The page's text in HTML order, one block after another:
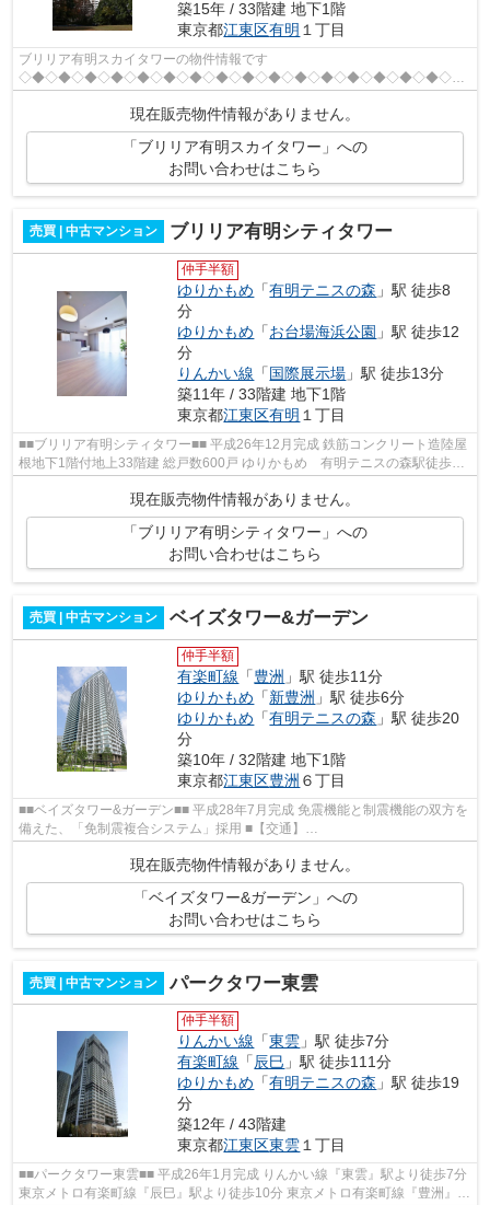
築15年 / 33階建 地下1階
東京都江東区有明 １丁目
ブリリア有明スカイタワーの物件情報です
◇◆◇◆◇◆◇◆◇◆◇◆◇◆◇◆◇◆◇◆◇◆◇◆◇◆◇◆◇◆◇◆◇◆
平成 ２２年 １２月築 総戸数 １０８９戸 地上 ３３階 地下１階建 ゆりかもめ
「有明テニスの森」駅 ...現在販売物件情報がありません。
「ブリリア有明スカイタワー」への
お問い合わせはこちら
売買 | 中古マンション ブリリア有明シティタワー
仲手半額
ゆりかもめ 「有明テニスの森 」駅 徒歩8
分
ゆりかもめ 「お台場海浜公園 」駅 徒歩12
分
りんかい線 「国際展示場 」駅 徒歩13分
築11年 / 33階建 地下1階
東京都江東区有明 １丁目
■■ブリリア有明シティタワー■■ 平成26年12月完成 鉄筋コンクリート造陸屋
根地下1階付地上33階建 総戸数600戸 ゆりかもめ 有明テニスの森駅徒歩8
現在販売物件情報がありません。
「ブリリア有明シティタワー」への
お問い合わせはこちら
売買 | 中古マンション ベイズタワー&ガーデン
仲手半額
有楽町線 「豊洲 」駅 徒歩11分
ゆりかもめ 「新豊洲 」駅 徒歩6分
ゆりかもめ 「有明テニスの森 」駅 徒歩20
分
築10年 / 32階建 地下1階
東京都江東区豊洲 ６丁目
■■ベイズタワー&ガーデン■■ 平成28年7月完成 免震機能と制震機能の双方を
備えた、「免制震複合システム」採用 ■【交通】
━━━━━━━━━━━━━━━ 東京メトロ有楽町線『豊洲』駅徒歩11分...
現在販売物件情報がありません。
「ベイズタワー&ガーデン」への
お問い合わせはこちら
売買 | 中古マンション パークタワー東雲
仲手半額
りんかい線 「東雲 」駅 徒歩7分
有楽町線 「辰巳 」駅 徒歩111分
ゆりかもめ 「有明テニスの森 」駅 徒歩19
分
築12年 / 43階建
東京都江東区東雲１丁目
■■パークタワー東雲■■ 平成26年1月完成 りんかい線『東雲』駅より徒歩7分
東京メトロ有楽町線『辰巳』駅より徒歩10分 東京メトロ有楽町線『豊洲』駅